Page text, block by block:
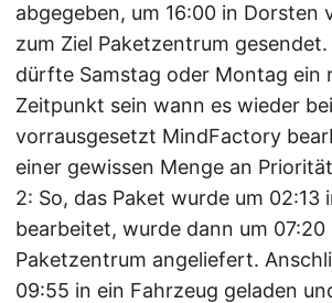
abgegeben, um 16:00 in Dorsten
zum Ziel Paketzentrum
dürfte Samstag oder Montag ein
Zeitpunkt sein wann es wieder
vorrausgesetzt MindFactory
einer gewissen Menge an
2: So, das Paket wurde um 02:13
bearbeitet, wurde dann um 07:20
Paketzentrum angeliefert.
09:55 in ein Fahrzeug geladen